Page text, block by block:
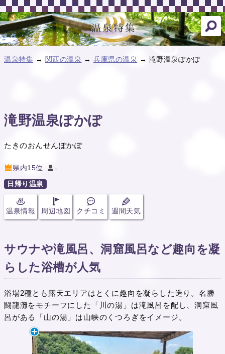
温泉特集 → 関西の温泉 →兵庫県の温泉 → 滝野温泉ぽかぽ
滝野温泉ぽかぽ
たきのおんせんぽかぽ
県内15位 -
日帰り温泉
温泉情報 周辺地図 クチコミ 週間天気
サウナや滝風呂、洞窟風呂など趣向を凝
らした浴槽が人気
浴場2種とも露天エリアはとくに趣向を凝らした造り。名勝
闘龍灘をモチーフにした「川の湯」は滝風呂を配し、洞窟風
呂がある「山の湯」は山峡のくつろぎをイメージ。